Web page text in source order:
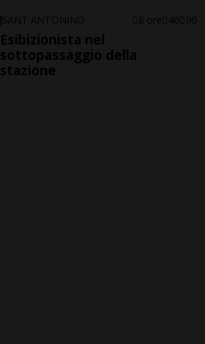
SANT'ANTONINO 8 ore 46 96
Esibizionista nel
sottopassaggio della
stazione